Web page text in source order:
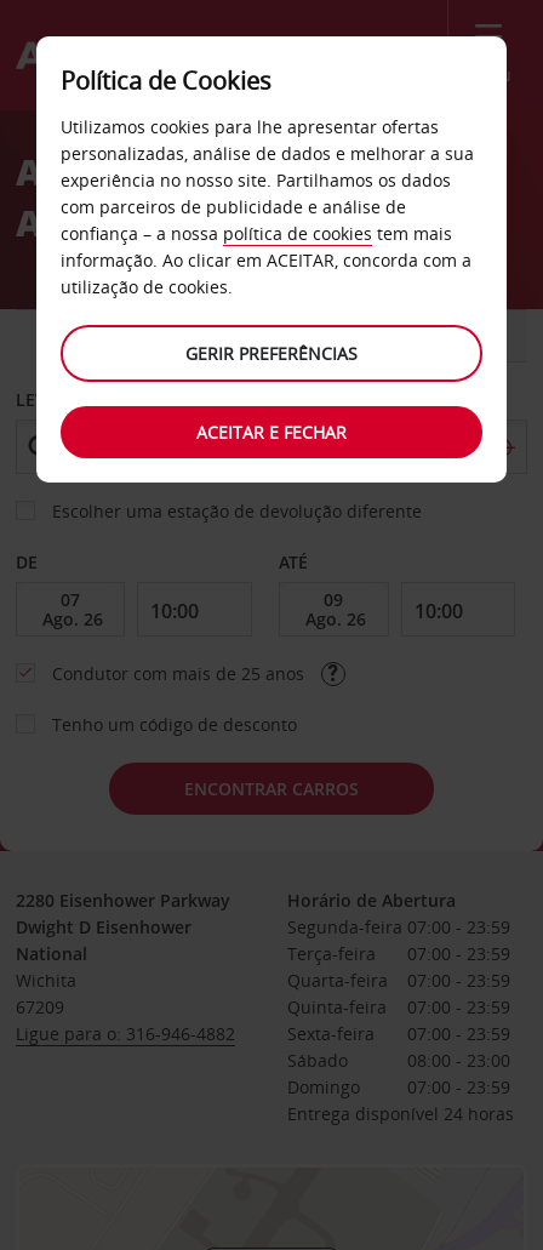
Menu
Welcome
AvisAluguer de carros
Aeroporto de Wichita
CARRO COMERCIAIS
LEVANTAR EM
Escolher uma estação de devolução diferente
DE ATÉ
Condutor com mais de 25 anos
Tenho um código de desconto
ENCONTRAR CARROS
2280 Eisenhower Parkway
Dwight D Eisenhower
National
Wichita
67209
Ligue para o: 316-946-4882
Horário de Abertura
Segunda-feira 07:00 - 23:59
Terça-feira
07:00 - 23:59
Quarta-feira
07:00 - 23:59
Quinta-feira
07:00 - 23:59
Sexta-feira
07:00 - 23:59
Sábado
08:00 - 23:00
Domingo
07:00 - 23:59
Entrega disponível 24 horas
Política de Cookies
Utilizamos cookies para lhe apresentar ofertas
personalizadas, análise de dados e melhorar a sua
experiência no nosso site. Partilhamos os dados
com parceiros de publicidade e análise de
confiança – a nossa política de cookies tem mais
informação. Ao clicar em ACEITAR, concorda com a
utilização de cookies.
GERIR PREFERÊNCIAS
ACEITAR E FECHAR